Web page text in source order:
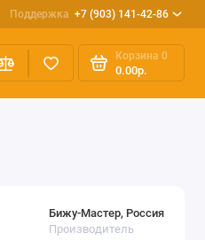
Поддержка +7 (903) 141-42-86
Корзина 0
0.00р.
Бижу-Мастер, Россия
Производитель